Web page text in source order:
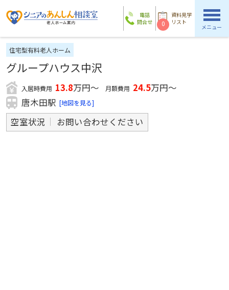
電話
問合せ
資料見学
リスト
0 メニュー
住宅型有料老人ホーム
グループハウス中沢
入居時費用 13.8万円～ 月額費用 24.5万円～
唐木田駅 [地図を見る]
空室状況 お問い合わせください